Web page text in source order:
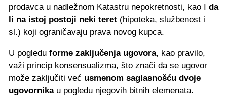
prodavca u nadležnom Katastru nepokretnosti, kao I da
li na istoj postoji neki teret (hipoteka, službenost i
sl.) koji ograničavaju prava novog kupca.
U pogledu forme zaključenja ugovora, kao pravilo,
važi princip konsensualizma, što znači da se ugovor
može zaključiti već usmenom saglasnošću dvoje
ugovornikau pogledu njegovih bitnih elemenata.